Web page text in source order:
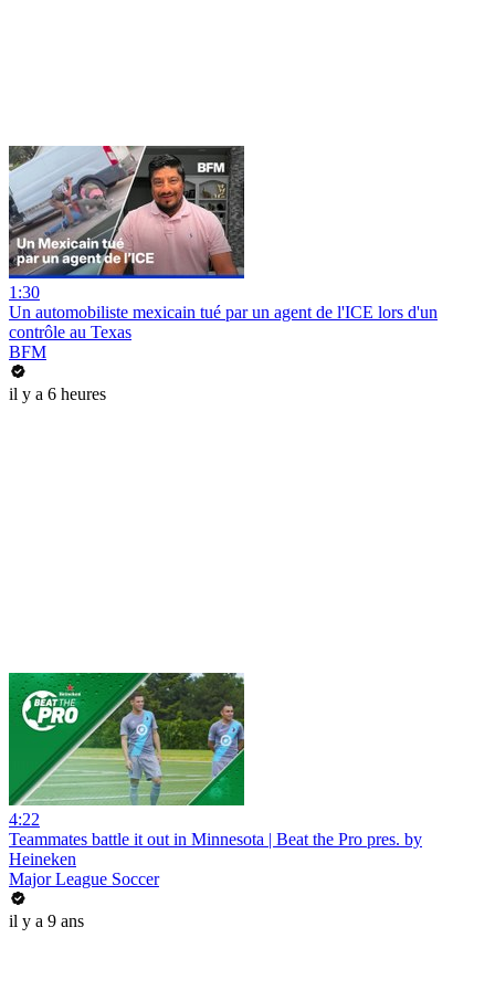
1:30
Un automobiliste mexicain tué par un agent de l'ICE lors d'un
contrôle au Texas
BFM
il y a 6 heures
4:22
Teammates battle it out in Minnesota | Beat the Pro pres. by
Heineken
Major League Soccer
il y a 9 ans